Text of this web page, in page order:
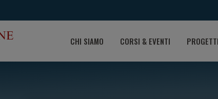
CHI SIAMO CORSI & EVENTI